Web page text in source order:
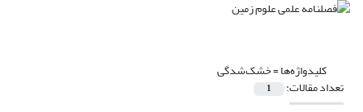
کلیدواژه‌ها =خشک‌شدگی
تعداد مقالات: 1